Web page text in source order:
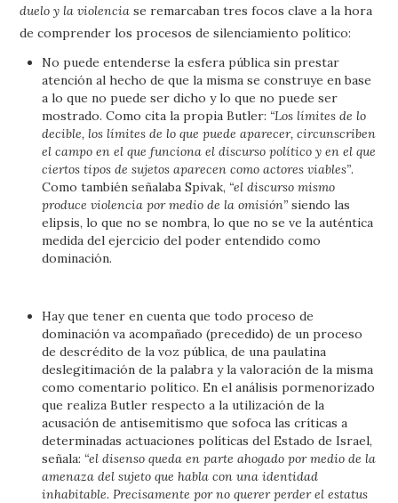
duelo y la violencia se remarcaban tres focos clave a la hora
de comprender los procesos de silenciamiento político:
No puede entenderse la esfera pública sin prestar
atención al hecho de que la misma se construye en base
a lo que no puede ser dicho y lo que no puede ser
mostrado. Como cita la propia Butler: “Los límites de lo
decible, los límites de lo que puede aparecer, circunscriben
el campo en el que funciona el discurso político y en el que
ciertos tipos de sujetos aparecen como actores viables”.
Como también señalaba Spivak, “el discurso mismo
produce violencia por medio de la omisión” siendo las
elipsis, lo que no se nombra, lo que no se ve la auténtica
medida del ejercicio del poder entendido como
dominación.
Hay que tener en cuenta que todo proceso de
dominación va acompañado (precedido) de un proceso
de descrédito de la voz pública, de una paulatina
deslegitimación de la palabra y la valoración de la misma
como comentario político. En el análisis pormenorizado
que realiza Butler respecto a la utilización de la
acusación de antisemitismo que sofoca las críticas a
determinadas actuaciones políticas del Estado de Israel,
señala: “el disenso queda en parte ahogado por medio de la
amenaza del sujeto que habla con una identidad
inhabitable. Precisamente por no querer perder el estatus